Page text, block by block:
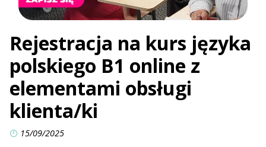
Rejestracja na kurs języka
polskiego B1 online z
elementami obsługi
klienta/ki
15/09/2025